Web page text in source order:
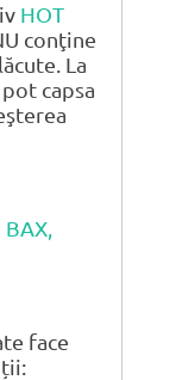
HOT
conţine
La
capsa
face